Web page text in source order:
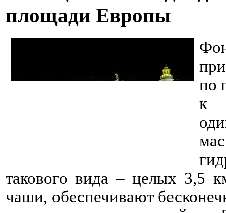
площади Европы
по
к
такового вида – целых 3,5
чаши, обеспечивают